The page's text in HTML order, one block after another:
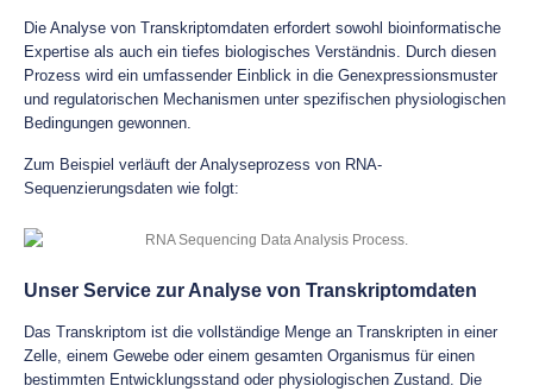
Die Analyse von Transkriptomdaten erfordert sowohl bioinformatische
Expertise als auch ein tiefes biologisches Verständnis. Durch diesen
Prozess wird ein umfassender Einblick in die Genexpressionsmuster
und regulatorischen Mechanismen unter spezifischen physiologischen
Bedingungen gewonnen.
Zum Beispiel verläuft der Analyseprozess von RNA-
Sequenzierungsdaten wie folgt:
Unser Service zur Analyse von Transkriptomdaten
Das Transkriptom ist die vollständige Menge an Transkripten in einer
Zelle, einem Gewebe oder einem gesamten Organismus für einen
bestimmten Entwicklungsstand oder physiologischen Zustand. Die